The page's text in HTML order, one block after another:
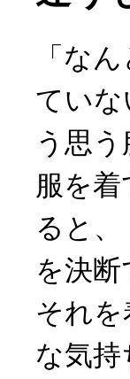
「な
てい
う思
服を
ると
を決
それ
な気